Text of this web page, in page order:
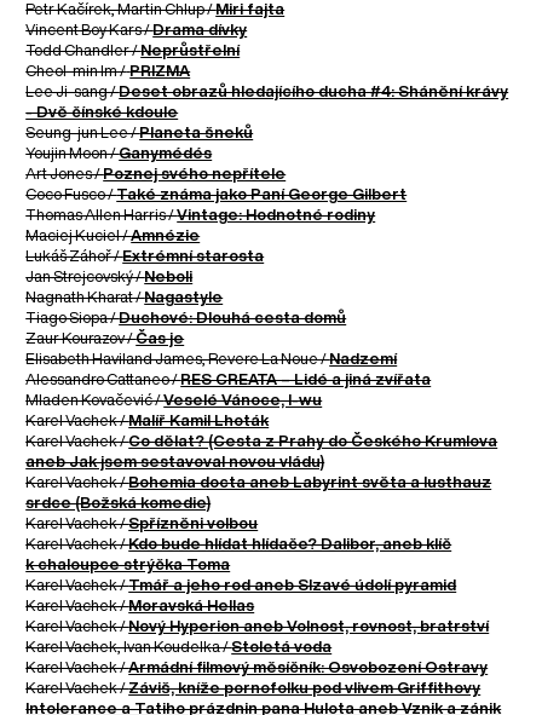
Petr Kačírek, Martin Chlup /Miri fajta
Vincent Boy Kars /Drama dívky
Todd Chandler /Neprůstřelní
Cheol-min Im / PRIZMA
Lee Ji-sang /Deset obrazů hledajícího ducha #4: Shánění krávy
- Dvě čínské kdoule
Seung-jun Lee /Planeta šneků
Youjin Moon /Ganymédés
Art Jones /Poznej svého nepřítele
Coco Fusco /Také známa jako Paní George Gilbert
Thomas Allen Harris /Vintage: Hodnotné rodiny
Maciej Kuciel /Amnézie
Lukáš Záhoř /Extrémní starosta
Jan Strejcovský /Neboli
Nagnath Kharat /Nagastyle
Tiago Siopa /Duchové: Dlouhá cesta domů
Zaur Kourazov /Čas je
Elisabeth Haviland James, Revere La Noue /Nadzemí
Alessandro Cattaneo /RES CREATA – Lidé a jiná zvířata
Mladen Kovačević /Veselé Vánoce, I-wu
Karel Vachek /Malíř Kamil Lhoták
Karel Vachek /Co dělat? (Cesta z Prahy do Českého Krumlova
aneb Jak jsem sestavoval novou vládu)
Karel Vachek /Bohemia docta aneb Labyrint světa a lusthauz
srdce (Božská komedie)
Karel Vachek /Spřízněni volbou
Karel Vachek /Kdo bude hlídat hlídače? Dalibor, aneb klíč
k chaloupce strýčka Toma
Karel Vachek /Tmář a jeho rod aneb Slzavé údolí pyramid
Karel Vachek /Moravská Hellas
Karel Vachek /Nový Hyperion aneb Volnost, rovnost, bratrství
Karel Vachek, Ivan Koudelka /Stoletá voda
Karel Vachek /Armádní filmový měsíčník: Osvobození Ostravy
Karel Vachek /Záviš, kníže pornofolku pod vlivem Griffithovy
Intolerance a Tatiho prázdnin pana Hulota aneb Vznik a zánik